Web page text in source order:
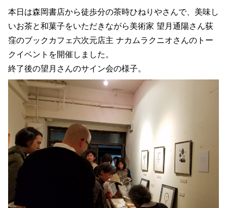
本日は森岡書店から徒歩分の茶時ひねりやさんで、美味し
いお茶と和菓子をいただきながら美術家 望月通陽さん荻
窪のブックカフェ六次元店主 ナカムラクニオさんのトー
クイベントを開催しました。
終了後の望月さんのサイン会の様子。